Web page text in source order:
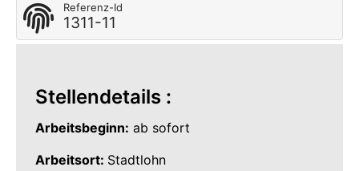
Referenz-Id
1311-11
Stellendetails :
Arbeitsbeginn: ab sofort
Arbeitsort: Stadtlohn